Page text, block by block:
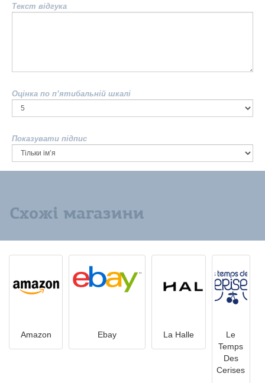
Текст відгука
Оцінка по п’ятибальній шкалі
Показувати підпис
Схожі магазини
Amazon Ebay La Halle
Le
Temps
Des
Cerises